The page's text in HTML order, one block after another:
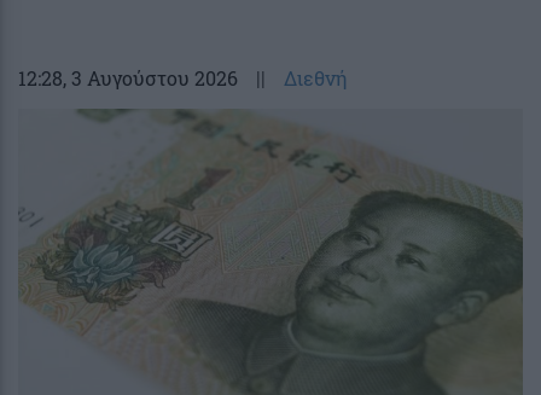
12:28, 3 Αυγούστου 2026 || Διεθνή